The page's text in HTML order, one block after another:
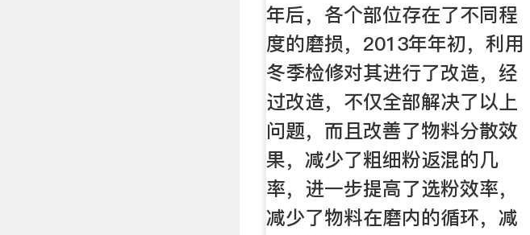
年后，各个部位存在了不同程
度的磨损，2013年年初，利用
冬季检修对其进行了改造，经
过改造，不仅全部解决了以上
问题，而且改善了物料分散效
果，减少了粗细粉返混的几
率，进一步提高了选粉效率，
减少了物料在磨内的循环，减